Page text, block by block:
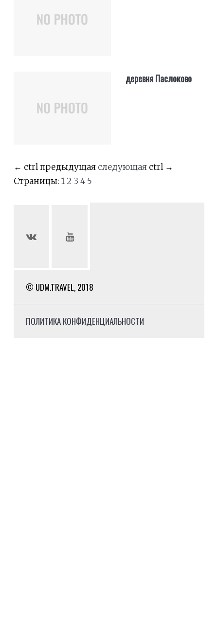
деревня Паслоково
← ctrlпредыдущая следующая ctrl →
Страницы: 12 3 4 5
© UDM.TRAVEL, 2018
ПОЛИТИКА КОНФИДЕНЦИАЛЬНОСТИ